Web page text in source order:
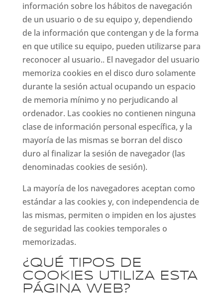
información sobre los hábitos de navegación
de un usuario o de su equipo y, dependiendo
de la información que contengan y de la forma
en que utilice su equipo, pueden utilizarse para
reconocer al usuario.. El navegador del usuario
memoriza cookies en el disco duro solamente
durante la sesión actual ocupando un espacio
de memoria mínimo y no perjudicando al
ordenador. Las cookies no contienen ninguna
clase de información personal específica, y la
mayoría de las mismas se borran del disco
duro al finalizar la sesión de navegador (las
denominadas cookies de sesión).
La mayoría de los navegadores aceptan como
estándar a las cookies y, con independencia de
las mismas, permiten o impiden en los ajustes
de seguridad las cookies temporales o
memorizadas.
¿QUÉ TIPOS DE
COOKIES UTILIZA ESTA
PÁGINA WEB?